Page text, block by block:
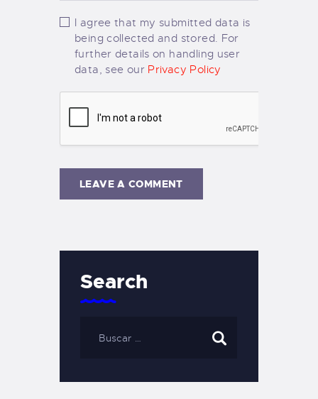
I agree that my submitted data is
being collected and stored. For
further details on handling user
data, see our Privacy Policy
Search